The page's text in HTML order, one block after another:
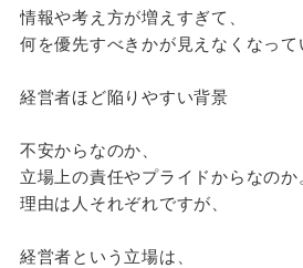
情報や考え方が増えすぎて、
何を優先すべきかが見えなくなって
経営者ほど陥りやすい背景
不安からなのか、
立場上の責任やプライドからなのか
理由は人それぞれですが、
経営者という立場は、